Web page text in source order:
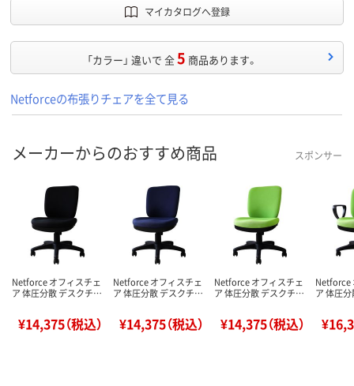
マイカタログへ登録
「カラー」 違いで 全5 商品あります。
Netforceの布張りチェアを全て見る
メーカーからのおすすめ商品 スポンサー
Netforce オフィスチェ
ア 体圧分散 デスクチ…
¥14,375（税込）
Netforce オフィスチェ
ア 体圧分散 デスクチ…
¥14,375（税込）
Netforce オフィスチェ
ア 体圧分散 デスクチ…
¥14,375（税込）
Netforce
ア 体圧